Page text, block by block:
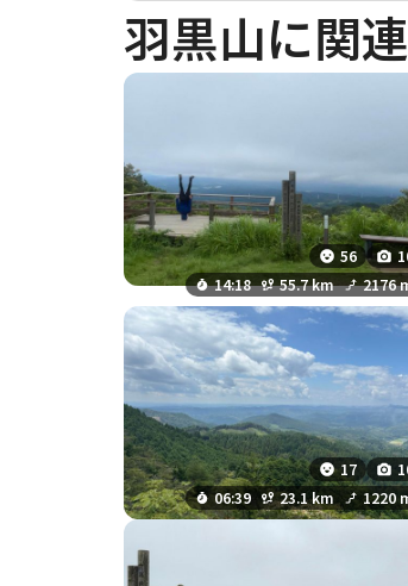
羽黒山に関
56
14:18
55.7 km 2176
17
06:39
23.1 km 1220